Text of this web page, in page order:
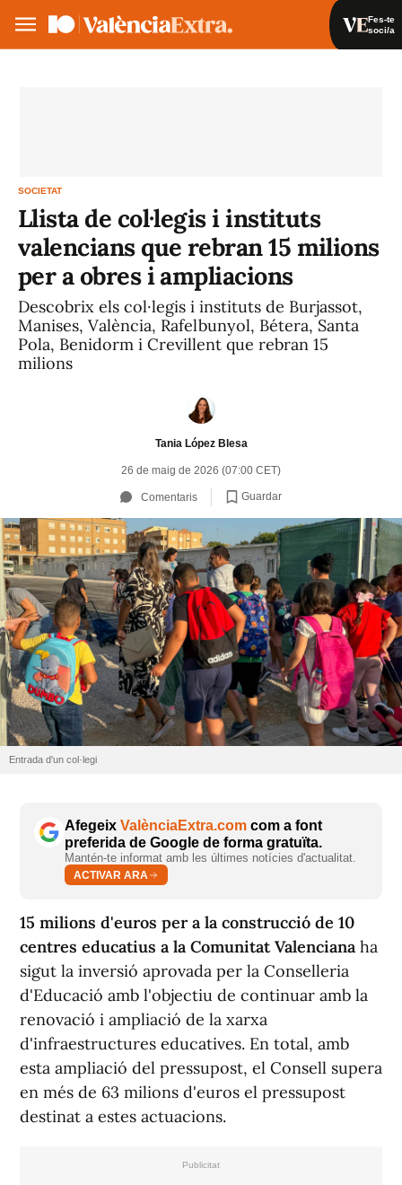
Fes-te
soci/a
SOCIETAT
Llista de col·legis i instituts
valencians que rebran 15 milions
per a obres i ampliacions
Descobrix els col·legis i instituts de Burjassot,
Manises, València, Rafelbunyol, Bétera, Santa
Pola, Benidorm i Crevillent que rebran 15
milions
Tania López Blesa
26 de maig de 2026 (07:00 CET)
Comentaris Guardar
Entrada d'un col·legi
Afegeix ValènciaExtra.com com a font
preferida de Google de forma gratuïta.
Mantén-te informat amb les últimes notícies d'actualitat.
ACTIVAR ARA
15 milions d'euros per a la construcció de 10
centres educatius a la Comunitat Valenciana ha
sigut la inversió aprovada per la Conselleria
d'Educació amb l'objectiu de continuar amb la
renovació i ampliació de la xarxa
d'infraestructures educatives. En total, amb
esta ampliació del pressupost, el Consell supera
en més de 63 milions d'euros el pressupost
destinat a estes actuacions.